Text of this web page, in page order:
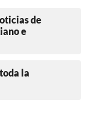
de
e
la